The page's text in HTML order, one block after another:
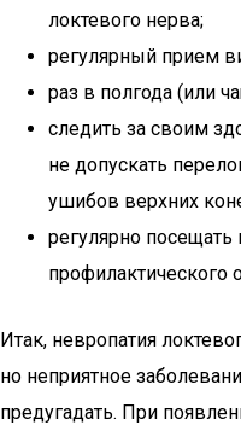
локтевого нерва;
регулярный прием
раз в полгода (или
следить за своим
не допускать
ушибов верхних
регулярно посещать
профилактического
Итак, невропатия
но неприятное
предугадать. При